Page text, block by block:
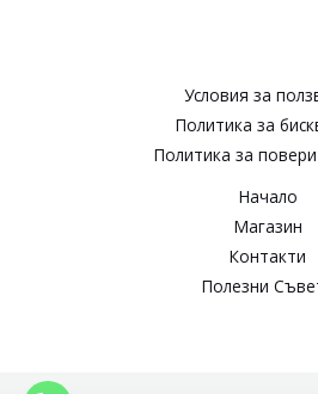
Условия за
Политика за
Политика за
Начало
Магазин
Контакти
Полезни